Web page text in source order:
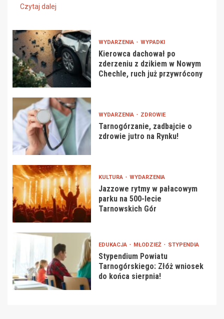
Czytaj dalej
WYDARZENIA WYPADKI
Kierowca dachował po
zderzeniu z dzikiem w Nowym
Chechle, ruch już przywrócony
WYDARZENIA ZDROWIE
Tarnogórzanie, zadbajcie o
zdrowie jutro na Rynku!
KULTURA WYDARZENIA
Jazzowe rytmy w pałacowym
parku na 500-lecie
Tarnowskich Gór
EDUKACJA MŁODZIEŻ STYPENDIA
Stypendium Powiatu
Tarnogórskiego: Złóż wniosek
do końca sierpnia!